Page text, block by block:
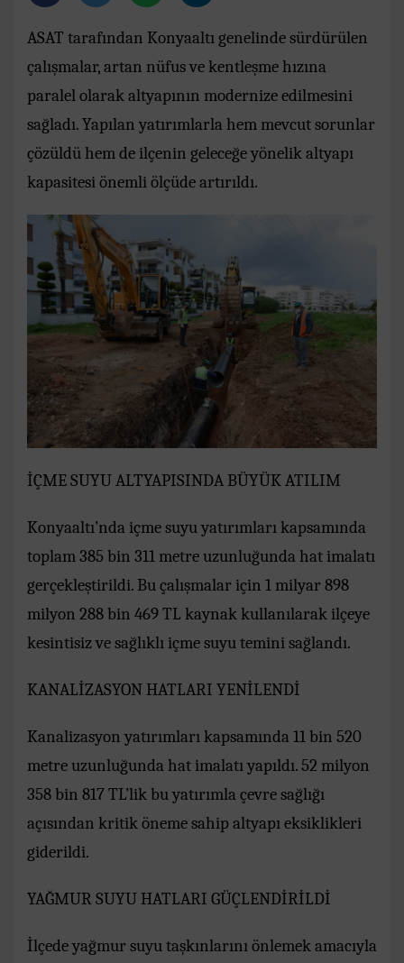
ASAT tarafından Konyaaltı genelinde sürdürülen
çalışmalar, artan nüfus ve kentleşme hızına
paralel olarak altyapının modernize edilmesini
sağladı. Yapılan yatırımlarla hem mevcut sorunlar
çözüldü hem de ilçenin geleceğe yönelik altyapı
kapasitesi önemli ölçüde artırıldı.
İÇME SUYU ALTYAPISINDA BÜYÜK ATILIM
Konyaaltı’nda içme suyu yatırımları kapsamında
toplam 385 bin 311 metre uzunluğunda hat imalatı
gerçekleştirildi. Bu çalışmalar için 1 milyar 898
milyon 288 bin 469 TL kaynak kullanılarak ilçeye
kesintisiz ve sağlıklı içme suyu temini sağlandı.
KANALİZASYON HATLARI YENİLENDİ
Kanalizasyon yatırımları kapsamında 11 bin 520
metre uzunluğunda hat imalatı yapıldı. 52 milyon
358 bin 817 TL’lik bu yatırımla çevre sağlığı
açısından kritik öneme sahip altyapı eksiklikleri
giderildi.
YAĞMUR SUYU HATLARI GÜÇLENDİRİLDİ
İlçede yağmur suyu taşkınlarını önlemek amacıyla